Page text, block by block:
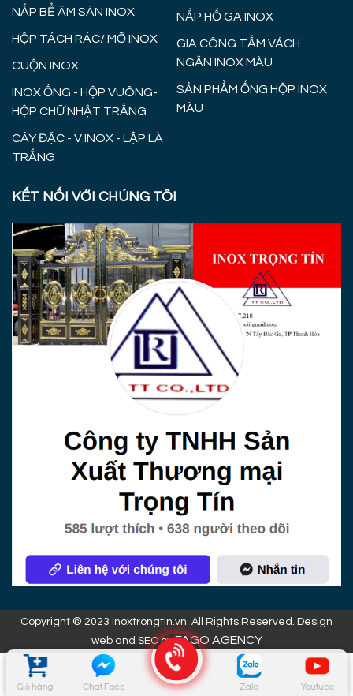
Giỏ hàng Chat Face Zalo Youtube
NẮP BỂ ÂM SÀN INOX
HỘP TÁCH RÁC/ MỠ INOX
CUỘN INOX
INOX ỐNG - HỘP VUÔNG-
HỘP CHỮ NHẬT TRẮNG
CÂY ĐẶC - V INOX - LẬP LÀ
TRẮNG
NẮP HỐ GA INOX
GIA CÔNG TẤM VÁCH
NGĂN INOX MÀU
SẢN PHẨM ỐNG HỘP INOX
MÀU
KẾT NỐI VỚI CHÚNG TÔI
Copyright © 2023 inoxtrongtin.vn. All Rights Reserved. Design
web and SEO byFAGO AGENCY